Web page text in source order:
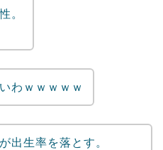
。
わｗｗｗｗｗ
出生率を落とす。